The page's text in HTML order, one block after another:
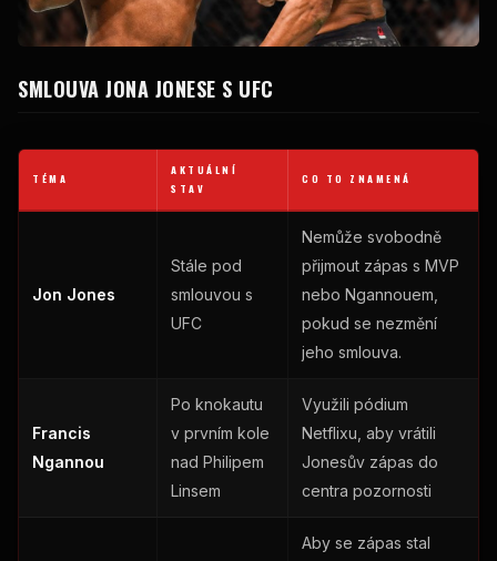
SMLOUVA JONA JONESE S UFC
TÉMA
AKTUÁLNÍ
STAV
CO TO ZNAMENÁ
Jon Jones
Stále pod
smlouvou s
UFC
Nemůže svobodně
přijmout zápas s MVP
nebo Ngannouem,
pokud se nezmění
jeho smlouva.
Francis
Ngannou
Po knokautu
v prvním kole
nad Philipem
Linsem
Využili pódium
Netflixu, aby vrátili
Jonesův zápas do
centra pozornosti
Aby se zápas stal